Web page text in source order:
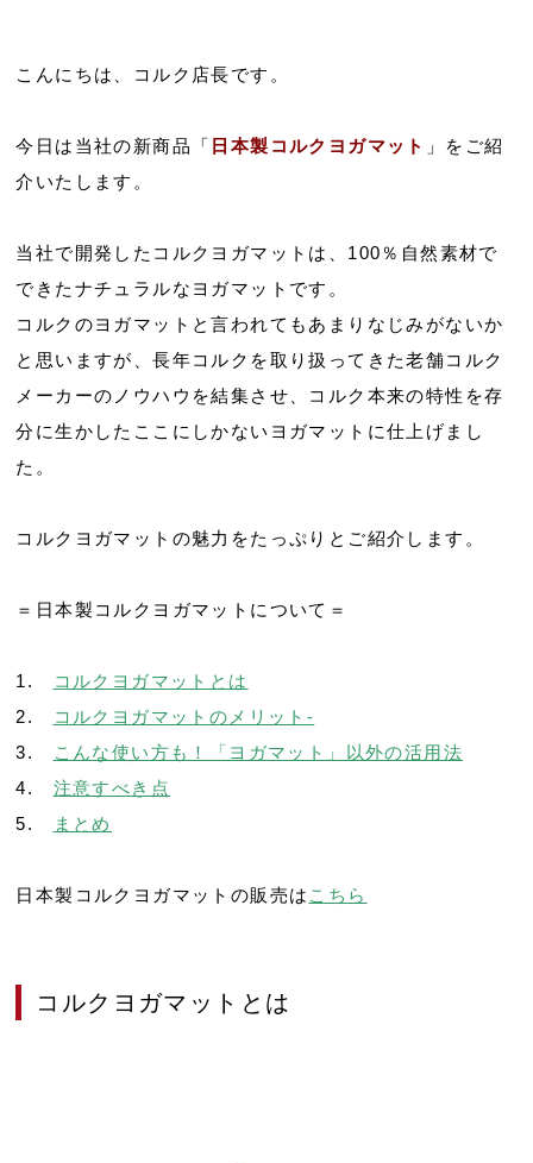
こんにちは、コルク店長です。
今日は当社の新商品「 日本製コルクヨガマット 」をご紹
介いたします。
当社で開発したコルクヨガマットは、100％自然素材で
できたナチュラルなヨガマットです。
コルクのヨガマットと言われてもあまりなじみがないか
と思いますが、長年コルクを取り扱ってきた老舗コルク
メーカーのノウハウを結集させ、コルク本来の特性を存
分に生かしたここにしかないヨガマットに仕上げまし
た。
コルクヨガマットの魅力をたっぷりとご紹介します。
＝日本製コルクヨガマットについて＝
1.
コルクヨガマットとは
2.
コルクヨガマットのメリット-
3.
こんな使い方も！「ヨガマット」以外の活用法
4. 注意すべき点
5.
まとめ
日本製コルクヨガマットの販売は こちら
コルクヨガマットとは